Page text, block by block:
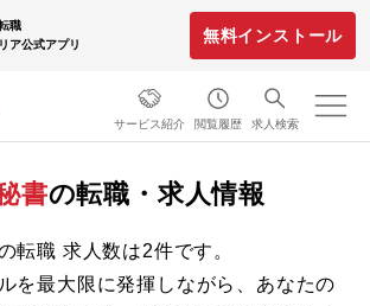
職
ア公式アプリ
無料インストール
サービス紹介 閲覧履歴 求人検索
書の転職・求人情報
転職 求人数は2件です。
を最大限に発揮しながら、あなたの